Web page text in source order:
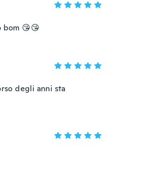
bom 😘😘
degli anni sta